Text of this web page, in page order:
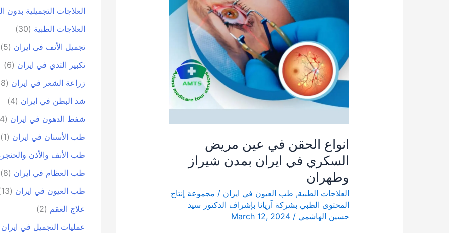
انواع الحقن في عين مريض
السكري في ايران بمدن شيراز
وطهران
العلاجات الطبية, طب العيون في ايران / مجموعة إنتاج
المحتوى الطبي بشركة آریانا بإشراف الدكتور سيد
حسين الهاشمي /
March 12, 2024
السكري
ايران
بمدن
شيراز
وطهران
العلاجات التجميلية بدون
العلاجات الطبية (30)
تجمیل الأنف فی ایران (5)
تكبير الثدي في ايران (6)
زراعة الشعر في ايران (18)
شد البطن في ايران (4)
شفط الدهون في ايران (4)
طب الأسنان في ايران (1)
طب الأنف والأذن
طب العظام في ايران (8)
طب العيون في ايران (13)
علاج العقم (2)
عمليات التجميل في ايران